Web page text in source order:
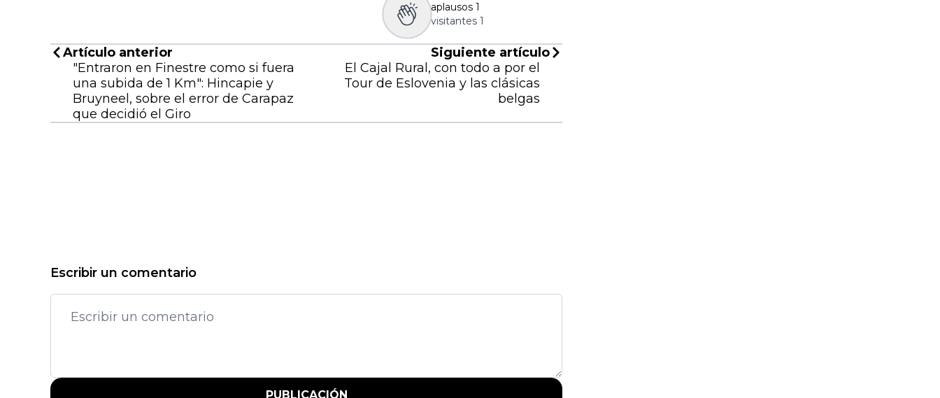
aplausos 1
visitantes 1
Artículo anterior
"Entraron en Finestre como si fuera
una subida de 1 Km": Hincapie y
Bruyneel, sobre el error de Carapaz
que decidió el Giro
Siguiente artículo
El Cajal Rural, con todo a por el
Tour de Eslovenia y las clásicas
belgas
Escribir un comentario
PUBLICACIÓN